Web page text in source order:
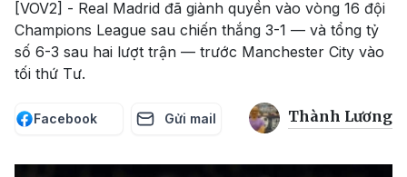
[VOV2] - Real Madrid đã giành quyền vào vòng 16 đội
Champions League sau chiến thắng 3-1 — và tổng tỷ
số 6-3 sau hai lượt trận — trước Manchester City vào
tối thứ Tư.
Facebook Gửi mail Thành Lương